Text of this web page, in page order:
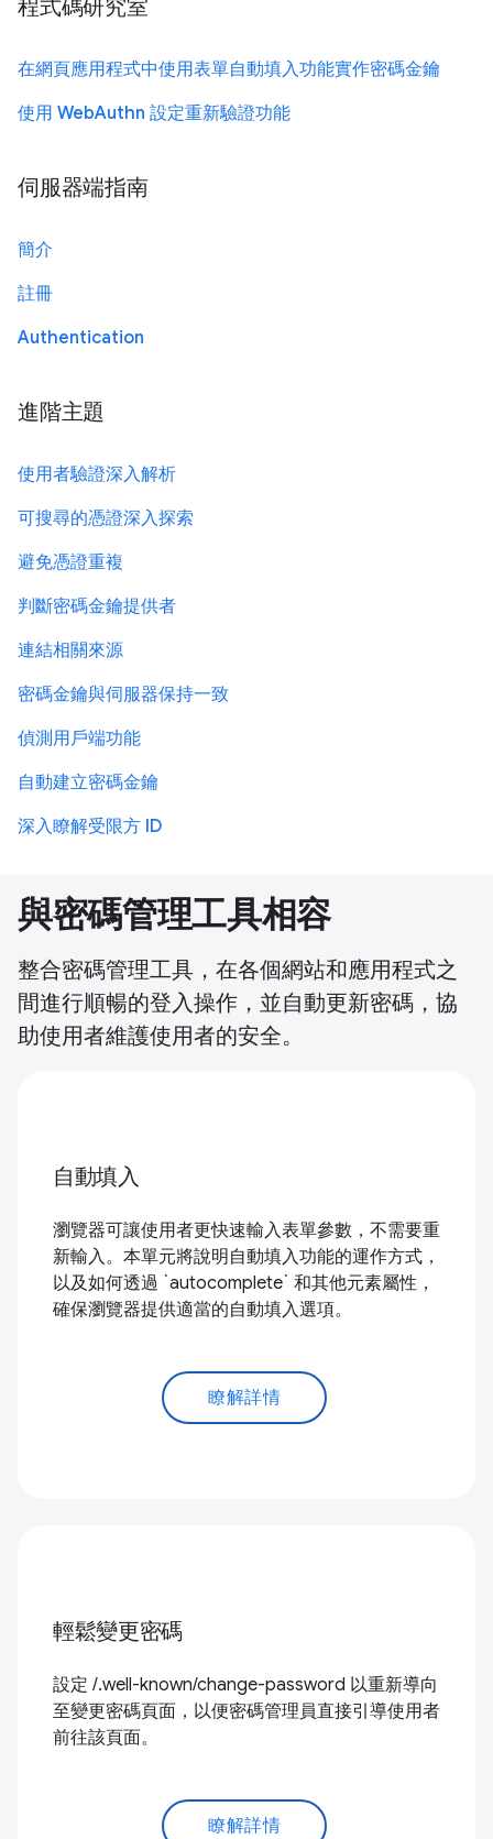
程式碼研究室
在網頁應用程式中使用表單自動填入功能實作密碼金鑰
使用 WebAuthn 設定重新驗證功能
伺服器端指南
簡介
註冊
Authentication
進階主題
使用者驗證深入解析
可搜尋的憑證深入探索
避免憑證重複
判斷密碼金鑰提供者
連結相關來源
密碼金鑰與伺服器保持一致
偵測用戶端功能
自動建立密碼金鑰
深入瞭解受限方 ID
與密碼管理工具相容
整合密碼管理工具，在各個網站和應用程式之
間進行順暢的登入操作，並自動更新密碼，協
助使用者維護使用者的安全。
自動填入
瀏覽器可讓使用者更快速輸入表單參數，不需要重
新輸入。本單元將說明自動填入功能的運作方式，
以及如何透過 `autocomplete` 和其他元素屬性，
確保瀏覽器提供適當的自動填入選項。
瞭解詳情
輕鬆變更密碼
設定 /.well-known/change-password 以重新導向
至變更密碼頁面，以便密碼管理員直接引導使用者
前往該頁面。
瞭解詳情